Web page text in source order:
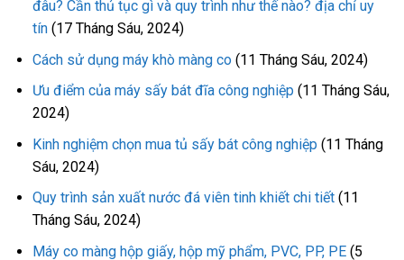
đâu? Cần thủ tục gì và quy trình như thế nào? địa chỉ uy
tín (17 Tháng Sáu, 2024)
Cách sử dụng máy khò màng co (11 Tháng Sáu, 2024)
Ưu điểm của máy sấy bát đĩa công nghiệp (11 Tháng Sáu,
2024)
Kinh nghiệm chọn mua tủ sấy bát công nghiệp (11 Tháng
Sáu, 2024)
Quy trình sản xuất nước đá viên tinh khiết chi tiết (11
Tháng Sáu, 2024)
Máy co màng hộp giấy, hộp mỹ phẩm, PVC, PP, PE (5